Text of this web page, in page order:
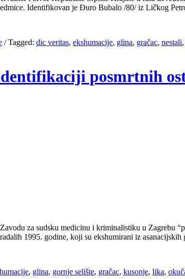
Identifikovan je Đuro Bubalo /80/ iz Ličkog
/Tagged: dic veritas, ekshumacije, glina, gračac, nestali
posmrtnih
za sudsku medicinu i kriminalistiku u Zagrebu
1995. godine, koji su ekshumirani iz
, glina, gornje selište, gračac, kusonje, lika,